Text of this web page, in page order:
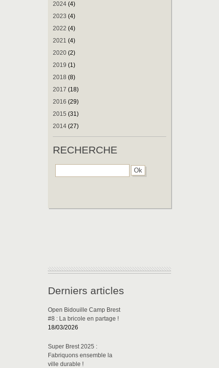
2024 (4)
2023 (4)
2022 (4)
2021 (4)
2020 (2)
2019 (1)
2018 (8)
2017 (18)
2016 (29)
2015 (31)
2014 (27)
RECHERCHE
Derniers articles
Open Bidouille Camp Brest
#8 : La bricole en partage !
18/03/2026
Super Brest 2025 :
Fabriquons ensemble la
ville durable !